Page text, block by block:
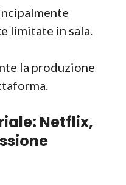
limitate in sala.
la produzione
Netflix,